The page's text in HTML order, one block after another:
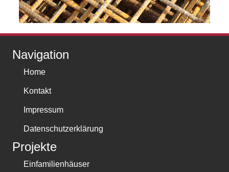
Navigation
Home
Kontakt
Impressum
Datenschutzerklärung
Projekte
Einfamilienhäuser